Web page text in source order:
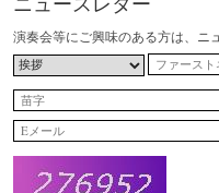
演奏会等にご興味のある方は、ニ